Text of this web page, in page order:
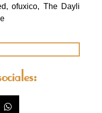
ofuxico, The Dayli